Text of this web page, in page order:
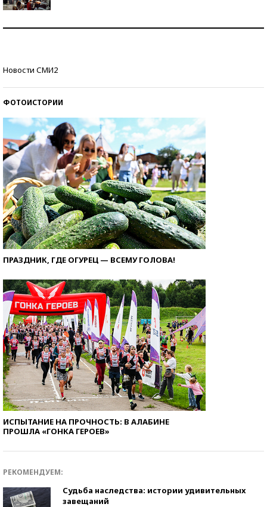
Новости СМИ2
ФОТОИСТОРИИ
ПРАЗДНИК, ГДЕ ОГУРЕЦ — ВСЕМУ ГОЛОВА!
ИСПЫТАНИЕ НА ПРОЧНОСТЬ: В АЛАБИНЕ
ПРОШЛА «ГОНКА ГЕРОЕВ»
РЕКОМЕНДУЕМ:
Судьба наследства: истории удивительных
завещаний